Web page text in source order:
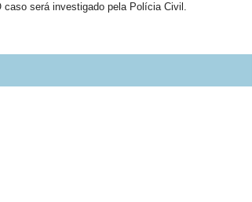
caso será investigado pela Polícia Civil.